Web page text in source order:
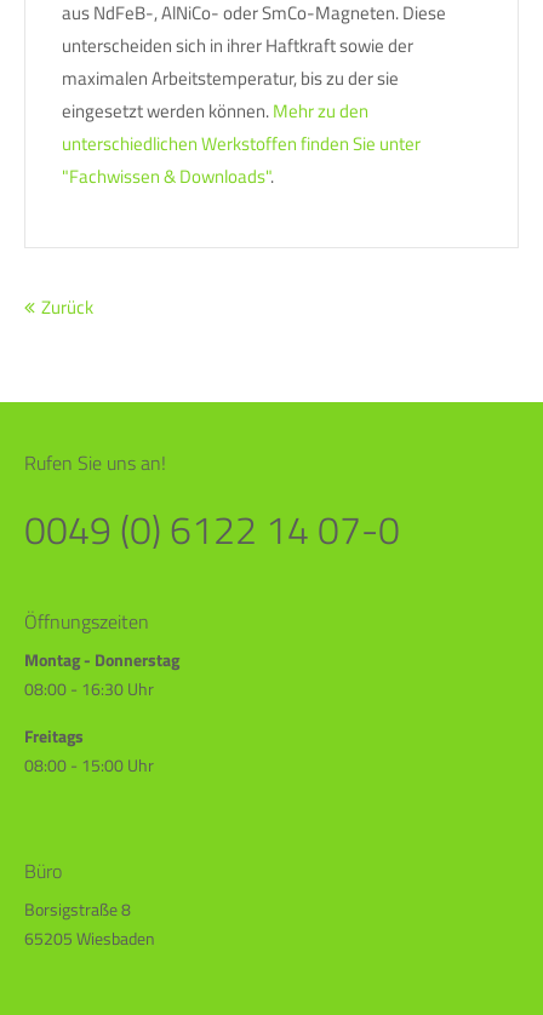
aus NdFeB-, AlNiCo- oder SmCo-Magneten. Diese
unterscheiden sich in ihrer Haftkraft sowie der
maximalen Arbeitstemperatur, bis zu der sie
eingesetzt werden können.Mehr zu den
unterschiedlichen Werkstoffen finden Sie unter
"Fachwissen & Downloads".
Zurück
Rufen Sie uns an!
0049 (0) 6122 14 07-0
Öffnungszeiten
Montag - Donnerstag
08:00 - 16:30 Uhr
Freitags
08:00 - 15:00 Uhr
Büro
Borsigstraße 8
65205 Wiesbaden